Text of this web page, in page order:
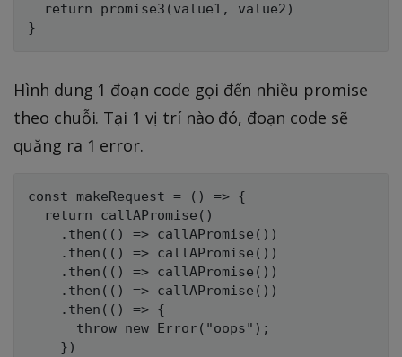
  return promise3(value1, value2)
Hình dung 1 đoạn code gọi đến nhiều promise
theo chuỗi. Tại 1 vị trí nào đó, đoạn code sẽ
quăng ra 1 error.
const makeRequest = () => {
  return callAPromise()
    .then(() => callAPromise())
    .then(() => callAPromise())
    .then(() => callAPromise())
    .then(() => callAPromise())
    .then(() => {
      throw new Error("oops");
    })